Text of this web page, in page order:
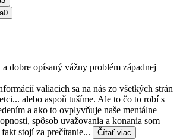
0
dobre opísaný vážny problém západnej
valiacich sa na nás zo všetkých strán
alebo aspoň tušíme. Ale to čo to robí s
a ako to ovplyvňuje naše mentálne
spôsob uvažovania a konania som
stojí za prečítanie...
Čítať viac